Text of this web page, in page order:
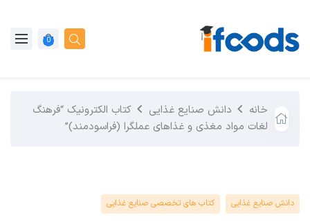
0
خانه دانش صنایع غذایی
کتاب الکترونیک “فرهنگ
لغات مواد مغذی و غذاهای عملگرا (فراسودمند)”
دانش صنایع غذایی کتاب های تخصصی صنایع غذایی